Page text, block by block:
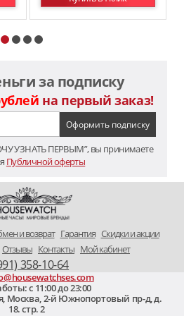
за подписку
на первый заказ!
УЗНАТЬ ПЕРВЫМ”, вы принимаете
Публичной оферты
и возврат Гарантия Скидки и акции
Отзывы Контакты Мой кабинет
358-10-64
c 11:00 до 23:00
Москва 2-й Южнопортовый пр-д, д.
18. стр. 2